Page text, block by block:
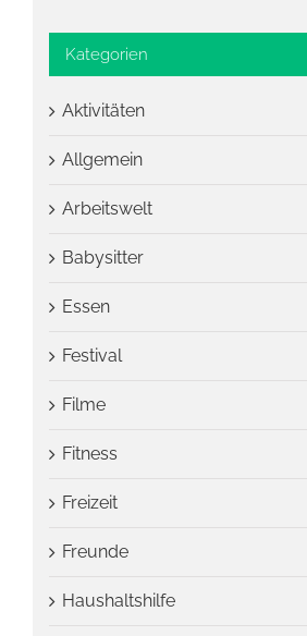
Kategorien
Aktivitäten
Allgemein
Arbeitswelt
Babysitter
Essen
Festival
Filme
Fitness
Freizeit
Freunde
Haushaltshilfe